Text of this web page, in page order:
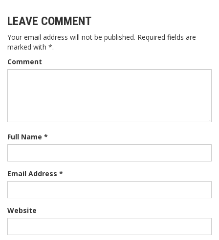
LEAVE COMMENT
Your email address will not be published. Required fields are
marked with *.
Comment
Full Name *
Email Address *
Website